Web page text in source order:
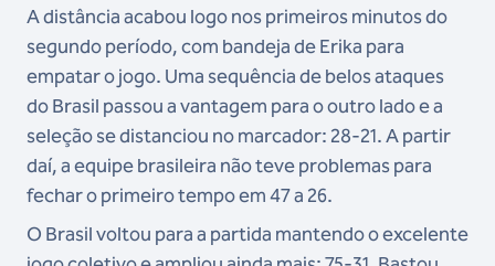
A distância acabou logo nos primeiros minutos do
segundo período, com bandeja de Erika para
empatar o jogo. Uma sequência de belos ataques
do Brasil passou a vantagem para o outro lado e a
seleção se distanciou no marcador: 28-21. A partir
daí, a equipe brasileira não teve problemas para
fechar o primeiro tempo em 47 a 26.
O Brasil voltou para a partida mantendo o excelente